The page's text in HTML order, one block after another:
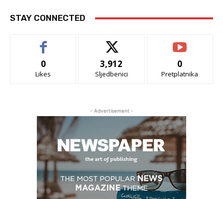
STAY CONNECTED
0
Likes
3,912
Sljedbenici
0
Pretplatnika
- Advertisement -